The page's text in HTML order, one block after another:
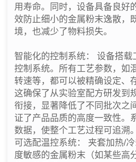
用寿命。同时，设备具备良好
效防止细小的金属粉末逸散，
境，也减少了物料损失。
智能化的控制系统： 设备搭载
控制系统。所有工艺参数，如
转速等，都可以被精确设定、
这确保了从实验室配方研发到
衔接，显著降低了不同批次之
证了产品品质的高度一致性。
数据，使整个工艺过程可追溯。
可选配温控系统： 夹套加热/
度敏感的金属粉末（如某些高